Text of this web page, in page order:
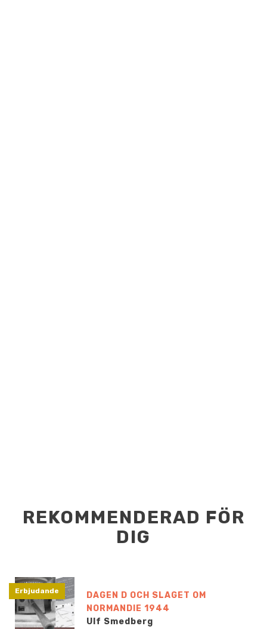
REKOMMENDERAD FÖR
DIG
Erbjudande
DAGEN D OCH SLAGET OM
NORMANDIE 1944
Ulf Smedberg